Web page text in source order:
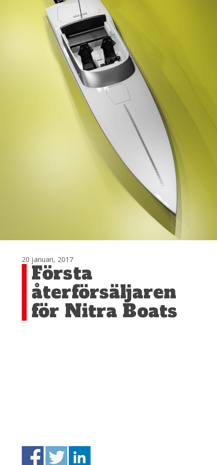
20 januari, 2017
Första
återförsäljaren
för Nitra Boats